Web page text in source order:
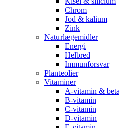
Chrom
Jod & kalium
Zink
Naturlægemidler
Energi
Helbred
Immunforsvar
Planteolier
Vitaminer
A-vitamin &
B-vitamin
C-vitamin
D-vitamin